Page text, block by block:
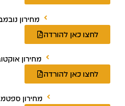
מחירון נובמבר / 25
לחצו כאן להורדה
מחירון אוקטובר / 25
לחצו כאן להורדה
מחירון ספטמבר / 25